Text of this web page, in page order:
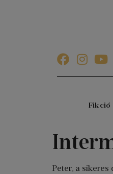
Fikció
Peter, a